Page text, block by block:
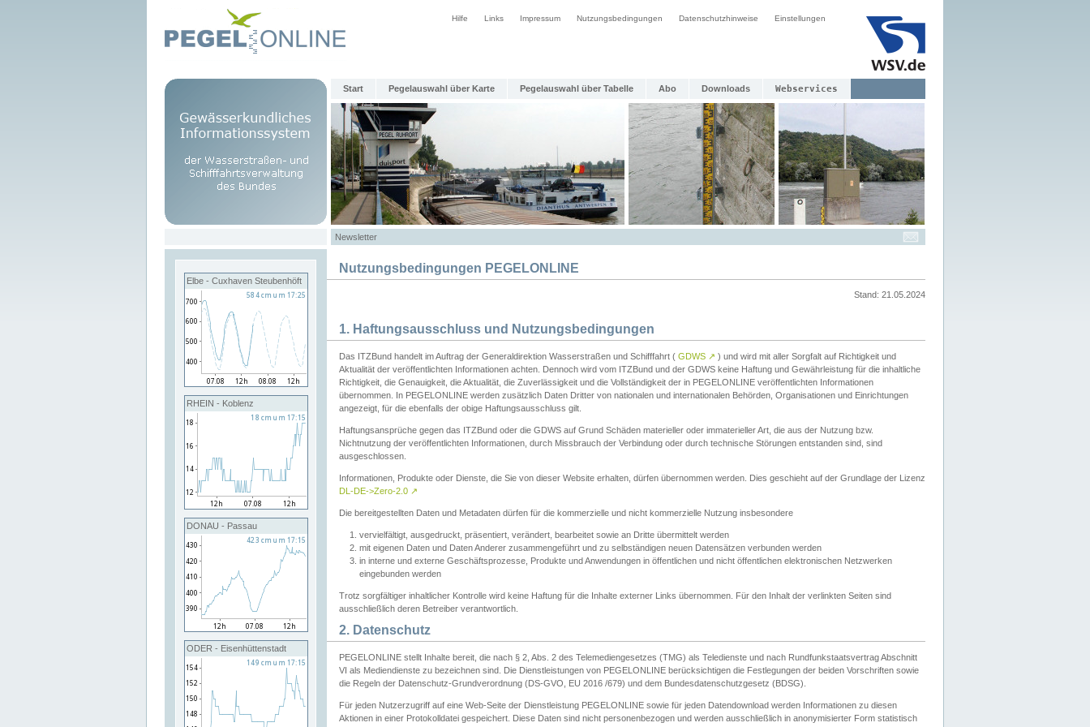
Hilfe Links Impressum Nutzungsbedingungen Datenschutzhinweise Einstellungen
Start Pegelauswahl über Karte Pegelauswahl über Tabelle Abo Downloads Webservices
Newsletter
Elbe - Cuxhaven Steubenhöft
RHEIN - Koblenz
DONAU - Passau
ODER - Eisenhüttenstadt
Nutzungsbedingungen PEGELONLINE
Stand: 21.05.2024
1. Haftungsausschluss und Nutzungsbedingungen
Das ITZBund handelt im Auftrag der Generaldirektion Wasserstraßen und Schifffahrt ( GDWS ↗ ) und wird mit aller Sorgfalt auf Richtigkeit und
Aktualität der veröffentlichten Informationen achten. Dennoch wird vom ITZBund und der GDWS keine Haftung und Gewährleistung für die inhaltliche
Richtigkeit, die Genauigkeit, die Aktualität, die Zuverlässigkeit und die Vollständigkeit der in PEGELONLINE veröffentlichten Informationen
übernommen. In PEGELONLINE werden zusätzlich Daten Dritter von nationalen und internationalen Behörden, Organisationen und Einrichtungen
angezeigt, für die ebenfalls der obige Haftungsausschluss gilt.
Haftungsansprüche gegen das ITZBund oder die GDWS auf Grund Schäden materieller oder immaterieller Art, die aus der Nutzung bzw.
Nichtnutzung der veröffentlichten Informationen, durch Missbrauch der Verbindung oder durch technische Störungen entstanden sind, sind
ausgeschlossen.
Informationen, Produkte oder Dienste, die Sie von dieser Website erhalten, dürfen übernommen werden. Dies geschieht auf der Grundlage der Lizenz
DL-DE->Zero-2.0 ↗
Die bereitgestellten Daten und Metadaten dürfen für die kommerzielle und nicht kommerzielle Nutzung insbesondere
vervielfältigt, ausgedruckt, präsentiert, verändert, bearbeitet sowie an Dritte übermittelt werden
mit eigenen Daten und Daten Anderer zusammengeführt und zu selbständigen neuen Datensätzen verbunden werden
in interne und externe Geschäftsprozesse, Produkte und Anwendungen in öffentlichen und nicht öffentlichen elektronischen Netzwerken
eingebunden werden
Trotz sorgfältiger inhaltlicher Kontrolle wird keine Haftung für die Inhalte externer Links übernommen. Für den Inhalt der verlinkten Seiten sind
ausschließlich deren Betreiber verantwortlich.
2. Datenschutz
PEGELONLINE stellt Inhalte bereit, die nach § 2, Abs. 2 des Telemediengesetzes (TMG) als Teledienste und nach Rundfunkstaatsvertrag Abschnitt
VI als Mediendienste zu bezeichnen sind. Die Dienstleistungen von PEGELONLINE berücksichtigen die Festlegungen der beiden Vorschriften sowie
die Regeln der Datenschutz-Grundverordnung (DS-GVO, EU 2016 /679) und dem Bundesdatenschutzgesetz (BDSG).
Für jeden Nutzerzugriff auf eine Web-Seite der Dienstleistung PEGELONLINE sowie für jeden Datendownload werden Informationen zu diesen
Aktionen in einer Protokolldatei gespeichert. Diese Daten sind nicht personenbezogen und werden ausschließlich in anonymisierter Form statistisch